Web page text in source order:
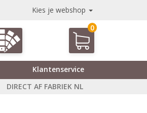
Kies je webshop
0
Klantenservice
DIRECT AF FABRIEK NL